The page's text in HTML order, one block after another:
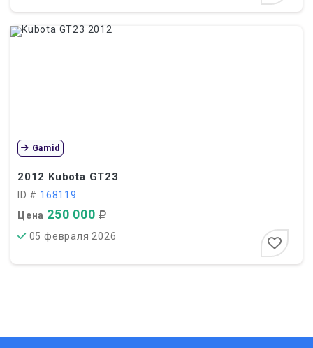
2012 Kubota GT23
ID # 168119
Цена 250 000
Gamid
05 февраля 2026